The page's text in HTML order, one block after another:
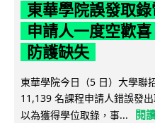
東華學院誤發取
申請人一度空歡
防護缺失
東華學院今日（5 日）大學聯
11,139 名課程申請人錯誤發
以為獲得學位取錄，事...
閱